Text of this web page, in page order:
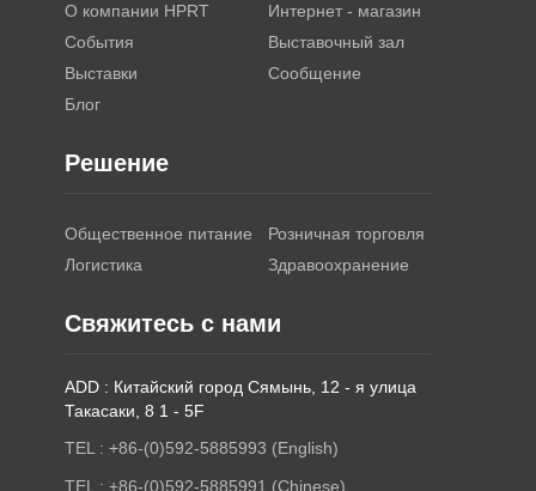
О компании HPRT
Интернет - магазин
События
Выставочный зал
Выставки
Сообщение
Блог
Решение
Общественное питание
Розничная торговля
Логистика
Здравоохранение
Свяжитесь с нами
ADD : Китайский город Сямынь, 12 - я улица
Такасаки, 8 1 - 5F
TEL : +86-(0)592-5885993 (English)
TEL : +86-(0)592-5885991 (Chinese)